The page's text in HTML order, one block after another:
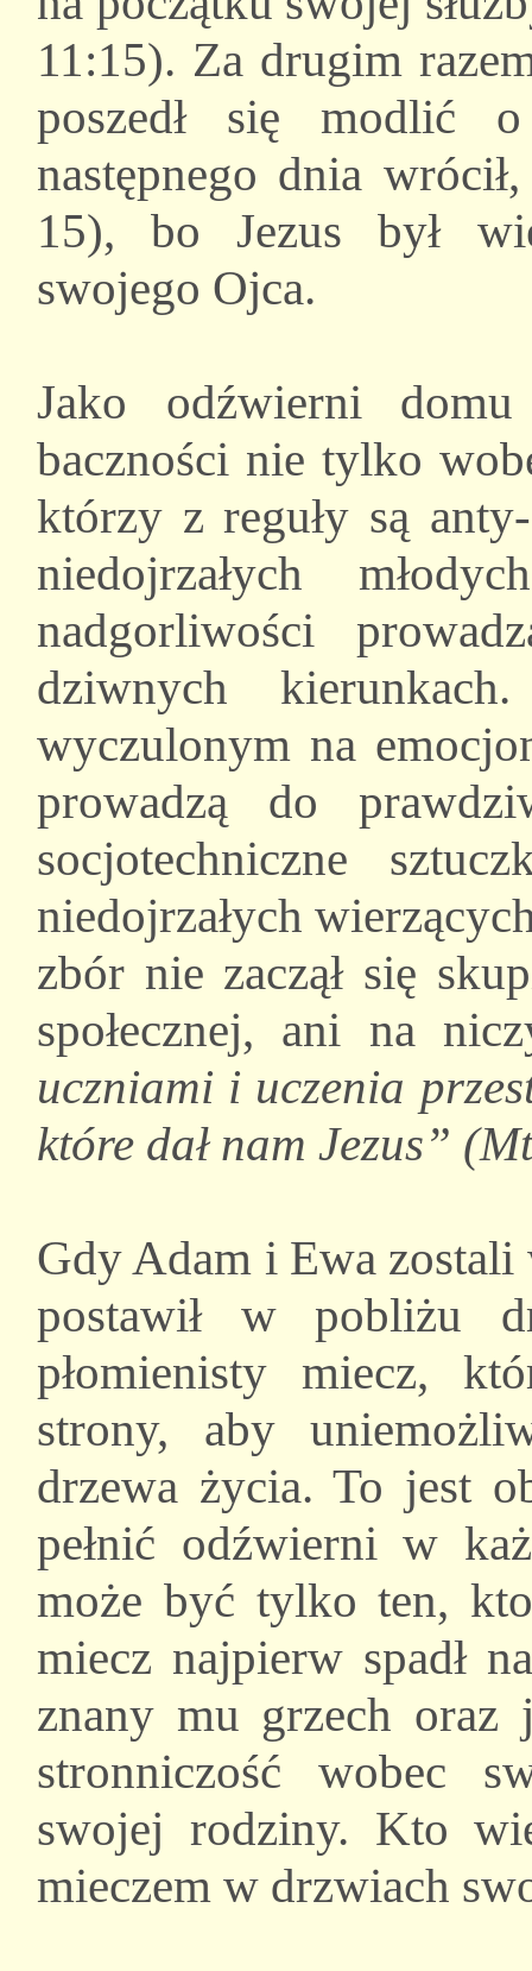
11:15). Za drugim
poszedł się modlić
następnego dnia
15), bo Jezus był
swojego Ojca.
Jako odźwierni
baczności nie tylko
którzy z reguły są
niedojrzałych
nadgorliwości
dziwnych
wyczulonym na
prowadzą do
socjotechniczne
niedojrzałych
zbór nie zaczął się
społecznej, ani na
uczniami i uczenia
które dał nam Jezus”
Gdy Adam i Ewa
postawił w pobliżu
płomienisty miecz,
strony, aby
drzewa życia. To jest
pełnić odźwierni w
może być tylko ten,
miecz najpierw spadł
znany mu grzech oraz
stronniczość wobec
swojej rodziny. Kto
mieczem w drzwiach